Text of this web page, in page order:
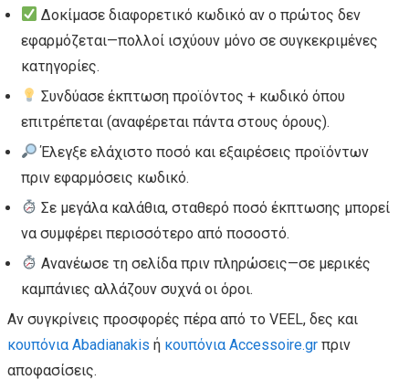
Δοκίμασε διαφορετικό κωδικό αν ο πρώτος δεν
εφαρμόζεται—πολλοί ισχύουν μόνο σε συγκεκριμένες
κατηγορίες.
Συνδύασε έκπτωση προϊόντος + κωδικό όπου
επιτρέπεται (αναφέρεται πάντα στους όρους).
Έλεγξε ελάχιστο ποσό και εξαιρέσεις προϊόντων
πριν εφαρμόσεις κωδικό.
Σε μεγάλα καλάθια, σταθερό ποσό έκπτωσης μπορεί
να συμφέρει περισσότερο από ποσοστό.
Ανανέωσε τη σελίδα πριν πληρώσεις—σε μερικές
καμπάνιες αλλάζουν συχνά οι όροι.
Αν συγκρίνεις προσφορές πέρα από το VEEL, δες και
κουπόνια Abadianakis ή κουπόνια Accessoire.gr πριν
αποφασίσεις.